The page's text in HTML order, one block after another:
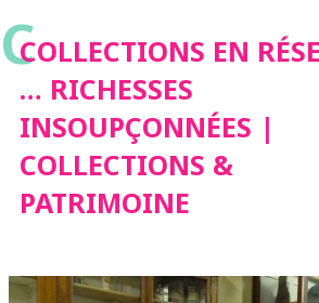
CCOLLECTIONS EN
… RICHESSES
INSOUPÇONNÉES |
COLLECTIONS &
PATRIMOINE